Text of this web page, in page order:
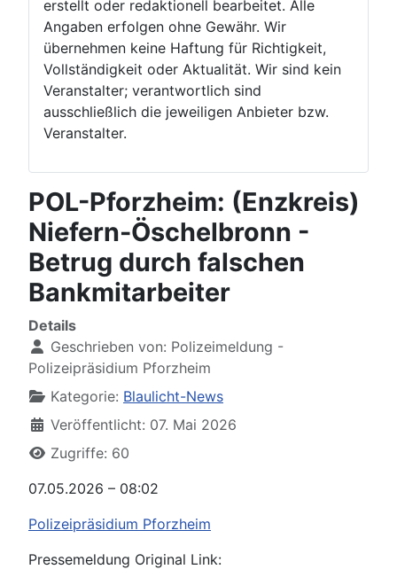
erstellt oder redaktionell bearbeitet. Alle
Angaben erfolgen ohne Gewähr. Wir
übernehmen keine Haftung für Richtigkeit,
Vollständigkeit oder Aktualität. Wir sind kein
Veranstalter; verantwortlich sind
ausschließlich die jeweiligen Anbieter bzw.
Veranstalter.
POL-Pforzheim: (Enzkreis)
Niefern-Öschelbronn -
Betrug durch falschen
Bankmitarbeiter
Details
Geschrieben von: Polizeimeldung -
Polizeipräsidium Pforzheim
Kategorie: Blaulicht-News
Veröffentlicht: 07. Mai 2026
Zugriffe: 60
07.05.2026 – 08:02
Polizeipräsidium Pforzheim
Pressemeldung Original Link: